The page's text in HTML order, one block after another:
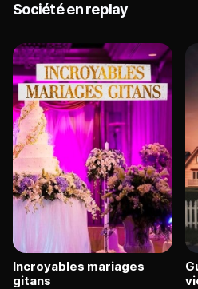
Société en replay
Incroyables mariages
gitans